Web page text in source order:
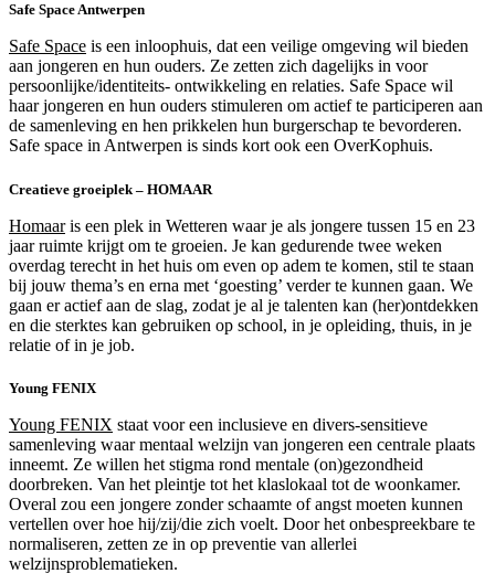
Safe Space Antwerpen
Safe Space is een inloophuis, dat een veilige omgeving wil bieden
aan jongeren en hun ouders. Ze zetten zich dagelijks in voor
persoonlijke/identiteits- ontwikkeling en relaties. Safe Space wil
haar jongeren en hun ouders stimuleren om actief te participeren aan
de samenleving en hen prikkelen hun burgerschap te bevorderen.
Safe space in Antwerpen is sinds kort ook een OverKophuis.
Creatieve groeiplek – HOMAAR
Homaaris een plek in Wetteren waar je als jongere tussen 15 en 23
jaar ruimte krijgt om te groeien. Je kan gedurende twee weken
overdag terecht in het huis om even op adem te komen, stil te staan
bij jouw thema’s en erna met ‘goesting’ verder te kunnen gaan. We
gaan er actief aan de slag, zodat je al je talenten kan (her)ontdekken
en die sterktes kan gebruiken op school, in je opleiding, thuis, in je
relatie of in je job.
Young FENIX
Young FENIX staat voor een inclusieve en divers-sensitieve
samenleving waar mentaal welzijn van jongeren een centrale plaats
inneemt. Ze willen het stigma rond mentale (on)gezondheid
doorbreken. Van het pleintje tot het klaslokaal tot de woonkamer.
Overal zou een jongere zonder schaamte of angst moeten kunnen
vertellen over hoe hij/zij/die zich voelt. Door het onbespreekbare te
normaliseren, zetten ze in op preventie van allerlei
welzijnsproblematieken.